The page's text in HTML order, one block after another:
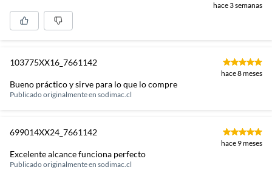
hace 3 semanas
103775XX16_7661142
hace 8 meses
Bueno práctico y sirve para lo que lo compre
Publicado originalmente en sodimac.cl
699014XX24_7661142
hace 9 meses
Excelente alcance funciona perfecto
Publicado originalmente en sodimac.cl